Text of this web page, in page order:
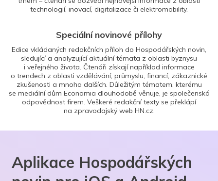
technologií, inovací, digitalizace či elektromobility.
Speciální novinové přílohy
Edice vkládaných redakčních příloh do Hospodářských novin,
sledující a analyzující aktuální témata z oblasti byznysu
i veřejného života. Čtenáři získají například informace
o trendech z oblasti vzdělávání, průmyslu, financí, zákaznické
zkušenosti a mnoha dalších. Důležitým tématem, kterému
se mediální dům Economia dlouhodobě věnuje, je společenská
odpovědnost firem. Veškeré redakční texty se překlápí
na zpravodajský web HN.cz.
Aplikace Hospodářských